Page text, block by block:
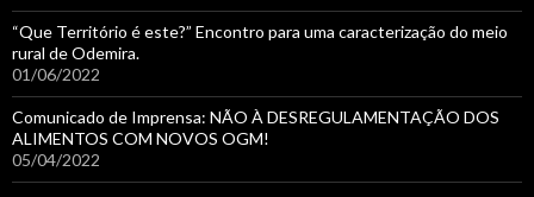
“Que Território é este?” Encontro para uma caracterização do meio
rural de Odemira.
01/06/2022
Comunicado de Imprensa: NÃO À DESREGULAMENTAÇÃO DOS
ALIMENTOS COM NOVOS OGM!
05/04/2022